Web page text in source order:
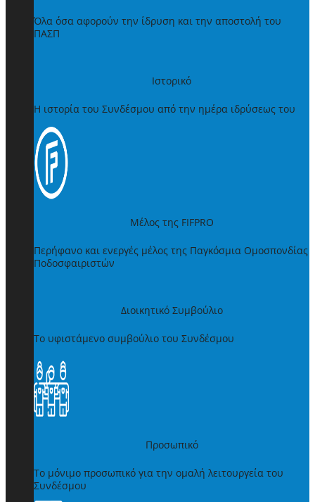
Όλα όσα αφορούν την ίδρυση και την αποστολή του
ΠΑΣΠ
Ιστορικό
Η ιστορία του Συνδέσμου από την ημέρα ιδρύσεως του
Μέλος της FIFPRO
Περήφανο και ενεργές μέλος της Παγκόσμια Ομοσπονδίας
Ποδοσφαιριστών
Διοικητικό Συμβούλιο
Το υφιστάμενο συμβούλιο του Συνδέσμου
Προσωπικό
Το μόνιμο προσωπικό για την ομαλή λειτουργεία του
Συνδέσμου